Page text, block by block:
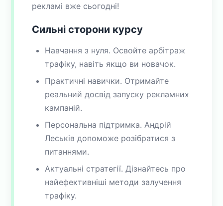
рекламі вже сьогодні!
Сильні сторони курсу
Навчання з нуля. Освойте арбітраж
трафіку, навіть якщо ви новачок.
Практичні навички. Отримайте
реальний досвід запуску рекламних
кампаній.
Персональна підтримка. Андрій
Леськів допоможе розібратися з
питаннями.
Актуальні стратегії. Дізнайтесь про
найефективніші методи залучення
трафіку.